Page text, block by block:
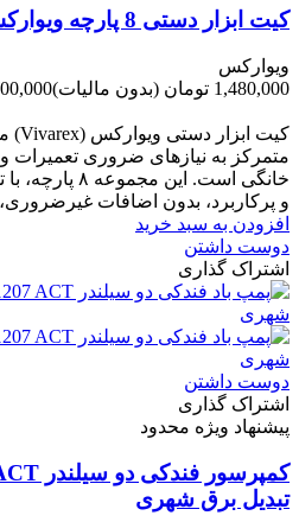
کیت ابزار دستی 8 پارچه ویوارکس مدل VR0008-HTK
ویوارکس
1,480,000 تومان
(بدون مالیات)1,700,000
متمرکز به نیازهای ضروری
خانگی است. این
و پرکاربرد، بدون اضافات
افزودن به سبد خرید
دوست داشتن
اشتراک گذاری
دوست داشتن
اشتراک گذاری
پیشنهاد ویژه محدود
تبدیل برق شهری